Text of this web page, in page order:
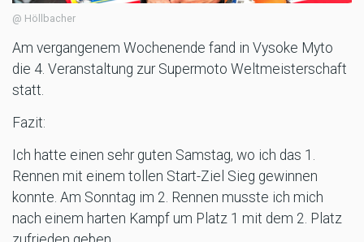
@ Höllbacher
Am vergangenem Wochenende fand in Vysoke Myto
die 4. Veranstaltung zur Supermoto Weltmeisterschaft
statt.
Fazit:
Ich hatte einen sehr guten Samstag, wo ich das 1.
Rennen mit einem tollen Start-Ziel Sieg gewinnen
konnte. Am Sonntag im 2. Rennen musste ich mich
nach einem harten Kampf um Platz 1 mit dem 2. Platz